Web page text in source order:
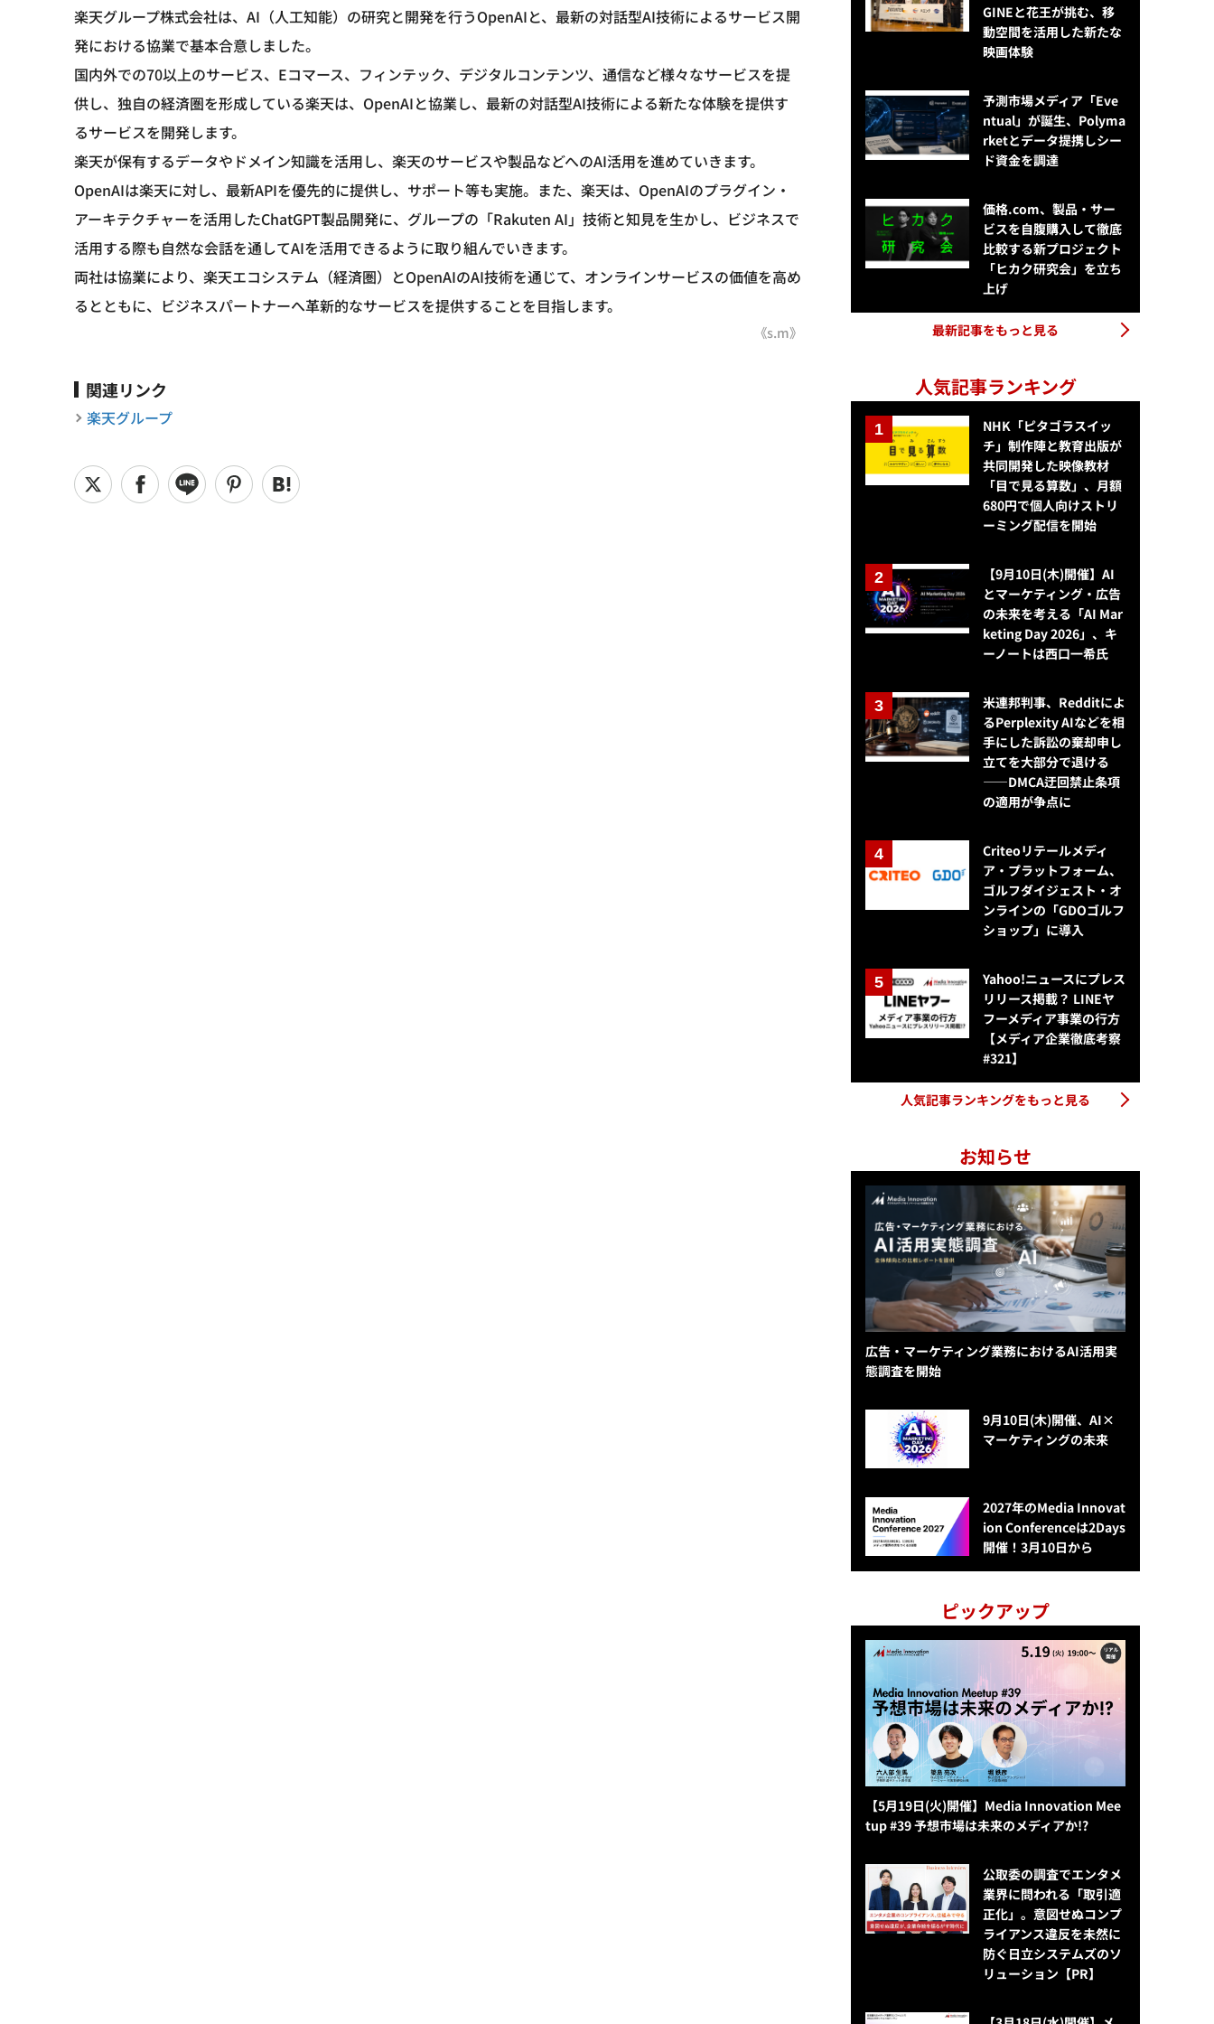
楽天グループ株式会社は、AI（人工知能）の研究と開発を行うOpenAIと、最新の対話型AI技術によるサービス開
発における協業で基本合意しました。
国内外での70以上のサービス、Eコマース、フィンテック、デジタルコンテンツ、通信など様々なサービスを提
供し、独自の経済圏を形成している楽天は、OpenAIと協業し、最新の対話型AI技術による新たな体験を提供す
るサービスを開発します。
楽天が保有するデータやドメイン知識を活用し、楽天のサービスや製品などへのAI活用を進めていきます。
OpenAIは楽天に対し、最新APIを優先的に提供し、サポート等も実施。また、楽天は、OpenAIのプラグイン・
アーキテクチャーを活用したChatGPT製品開発に、グループの「Rakuten AI」技術と知見を生かし、ビジネスで
活用する際も自然な会話を通してAIを活用できるように取り組んでいきます。
両社は協業により、楽天エコシステム（経済圏）とOpenAIのAI技術を通じて、オンラインサービスの価値を高め
るとともに、ビジネスパートナーへ革新的なサービスを提供することを目指します。
《s.m》
関連リンク
楽天グループ
GINEと花王が挑む、移
動空間を活用した新たな
映画体験
予測市場メディア「Eve
ntual」が誕生、Polyma
rketとデータ提携しシー
ド資金を調達
価格.com、製品・サー
ビスを自腹購入して徹底
比較する新プロジェクト
「ヒカク研究会」を立ち
上げ
最新記事をもっと見る
人気記事ランキング
NHK「ピタゴラスイッ
チ」制作陣と教育出版が
共同開発した映像教材
「目で見る算数」、月額
680円で個人向けストリ
ーミング配信を開始
【9月10日(木)開催】AI
とマーケティング・広告
の未来を考える「AI Mar
keting Day 2026」、キ
ーノートは西口一希氏
米連邦判事、Redditによ
るPerplexity AIなどを相
手にした訴訟の棄却申し
立てを大部分で退ける
——DMCA迂回禁止条項
の適用が争点に
Criteoリテールメディ
ア・プラットフォーム、
ゴルフダイジェスト・オ
ンラインの「GDOゴルフ
ショップ」に導入
Yahoo!ニュースにプレス
リリース掲載？ LINEヤ
フーメディア事業の行方
【メディア企業徹底考察
#321】
人気記事ランキングをもっと見る
お知らせ
広告・マーケティング業務におけるAI活用実
態調査を開始
9月10日(木)開催、AI×
マーケティングの未来
2027年のMedia Innovat
ion Conferenceは2Days
開催！3月10日から
ピックアップ
【5月19日(火)開催】Media Innovation Mee
tup #39 予想市場は未来のメディアか!?
公​​取委の調査でエンタメ
業界に問われる「取引適
正化」。意図せぬコンプ
ライアンス違反を未然に
防ぐ日立システムズのソ
リューション​【PR】